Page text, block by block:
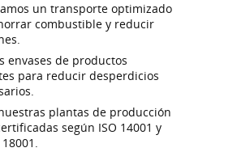
un transporte optimizado
combustible y reducir
envases de productos
para reducir desperdicios
plantas de producción
según ISO 14001 y
18001.